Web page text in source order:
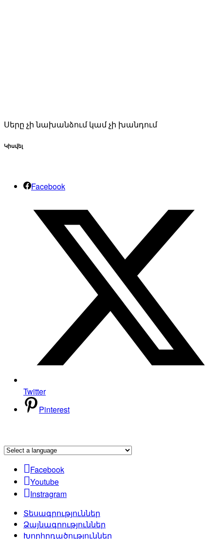
Սերը չի նախանձում կամ չի խանդում
Կիսվել
Facebook
Twitter
Pinterest
Facebook
Youtube
Instragram
Տեսագրություններ
Ձայնագրություններ
Խորհրդածություններ